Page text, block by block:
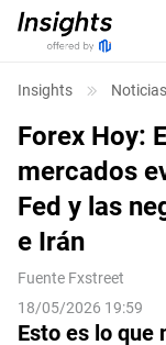
Insights Noticias
Forex Hoy:
mercados
Fed y las
e Irán
Fuente Fxstreet
18/05/2026 19:59
Esto es lo que